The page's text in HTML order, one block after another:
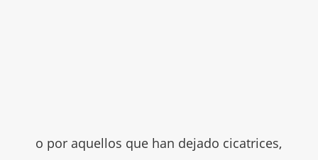
o por aquellos que han dejado cicatrices,